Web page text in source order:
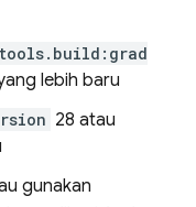
lebih baru
28 atau
gunakan